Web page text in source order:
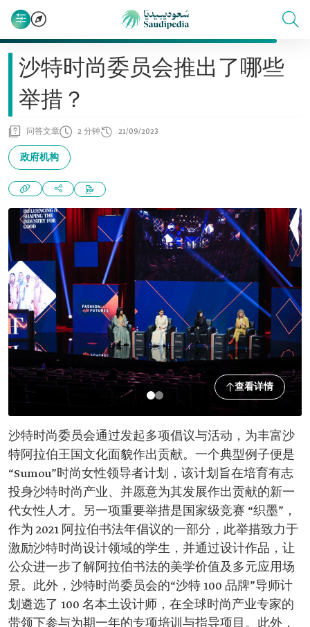
沙特时尚委员会推出了哪些
举措？
问答文章 2 分钟 21/09/2023
政府机构
查看详情
沙特时尚委员会通过发起多项倡议与活动，为丰富沙
特阿拉伯王国文化面貌作出贡献。一个典型例子便是
“Sumou”时尚女性领导者计划，该计划旨在培育有志
投身沙特时尚产业、并愿意为其发展作出贡献的新一
代女性人才。另一项重要举措是国家级竞赛 “织墨​”，
作为 ​2021 阿拉伯书法年倡议的一部分，此举措致力于
激励沙特时尚设计领域的学生，并通过设计作品，让
公众进一步了解阿拉伯书法的美学价值及多元应用场
景。此外，沙特时尚委员会的“沙特 100 品牌”导师计
划遴选了 100 名本土设计师，在全球时尚产业专家的
带领下参与为期一年的专项培训与指导项目。此外，